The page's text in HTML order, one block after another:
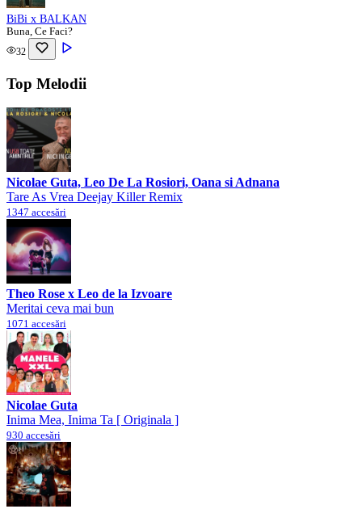
BiBi x BALKAN
Buna, Ce Faci?
32
Top Melodii
Nicolae Guta, Leo De La Rosiori, Oana si Adnana
Tare As Vrea Deejay Killer Remix
1347 accesări
Theo Rose x Leo de la Izvoare
Meritai ceva mai bun
1071 accesări
Nicolae Guta
Inima Mea, Inima Ta [ Originala ]
930 accesări